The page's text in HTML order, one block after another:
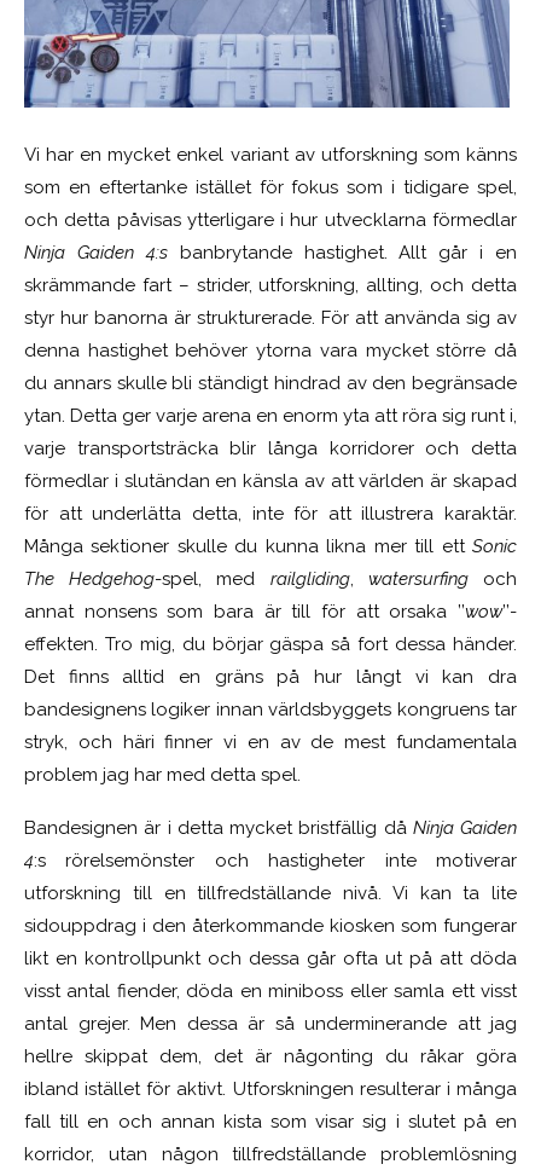
Vi har en mycket enkel variant av utforskning som känns
som en eftertanke istället för fokus som i tidigare spel,
och detta påvisas ytterligare i hur utvecklarna förmedlar
Ninja Gaiden 4:sbanbrytande hastighet. Allt går i en
skrämmande fart – strider, utforskning, allting, och detta
styr hur banorna är strukturerade. För att använda sig av
denna hastighet behöver ytorna vara mycket större då
du annars skulle bli ständigt hindrad av den begränsade
ytan. Detta ger varje arena en enorm yta att röra sig runt i,
varje transportsträcka blir långa korridorer och detta
förmedlar i slutändan en känsla av att världen är skapad
för att underlätta detta, inte för att illustrera karaktär.
Många sektioner skulle du kunna likna mer till ett Sonic
The Hedgehog-spel, med railgliding, watersurfingoch
annat nonsens som bara är till för att orsaka ’’wow’’-
effekten. Tro mig, du börjar gäspa så fort dessa händer.
Det finns alltid en gräns på hur långt vi kan dra
bandesignens logiker innan världsbyggets kongruens tar
stryk, och häri finner vi en av de mest fundamentala
problem jag har med detta spel.
Bandesignen är i detta mycket bristfällig dåNinja Gaiden
4:s rörelsemönster och hastigheter inte motiverar
utforskning till en tillfredställande nivå. Vi kan ta lite
sidouppdrag i den återkommande kiosken som fungerar
likt en kontrollpunkt och dessa går ofta ut på att döda
visst antal fiender, döda en miniboss eller samla ett visst
antal grejer. Men dessa är så underminerande att jag
hellre skippat dem, det är någonting du råkar göra
ibland istället för aktivt. Utforskningen resulterar i många
fall till en och annan kista som visar sig i slutet på en
korridor, utan någon tillfredställande problemlösning